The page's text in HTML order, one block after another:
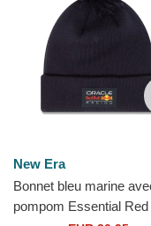
New Era
Bonnet bleu marine
pompom Essential Red